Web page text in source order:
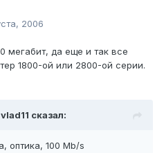
2006
мегабит, да еще и так все
1800-ой или 2800-ой серии.
сказал:
оптика, 100 Mb/s